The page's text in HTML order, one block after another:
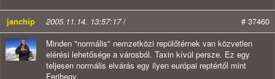
janchip 2005.11.14. 13:57:17/
# 37460
Minden "normális" nemzetközi repülőtérnek van közvetlen
elérési lehetősége a városból. Taxin kívül persze. Ez egy
teljesen normális elvárás egy ilyen európai reptértől mint
Ferihegy.